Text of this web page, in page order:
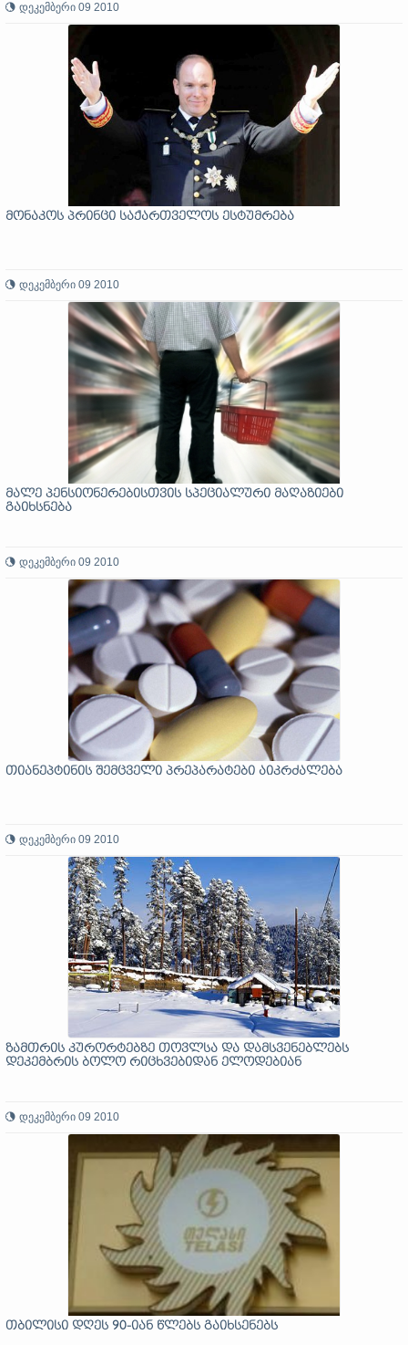
დეკემბერი 09 2010
მონაკოს პრინცი საქართველოს ესტუმრება
დეკემბერი 09 2010
მალე პენსიონერებისთვის სპეციალური მაღაზიები
გაიხსნება
დეკემბერი 09 2010
თიანეპტინის შემცველი პრეპარატები აიკრძალება
დეკემბერი 09 2010
ზამთრის კურორტებზე თოვლსა და დამსვენებლებს
დეკემბრის ბოლო რიცხვებიდან ელოდებიან
დეკემბერი 09 2010
თბილისი დღეს 90-იან წლებს გაიხსენებს